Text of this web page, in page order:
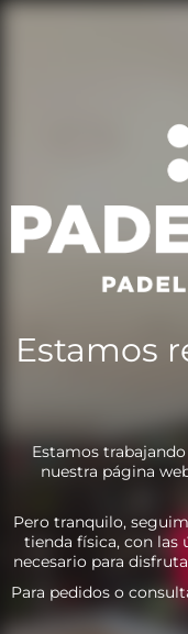
Estamos
Estamos
nuestra página
Pero tranquilo,
tienda física, con las
necesario para
Para pedidos o